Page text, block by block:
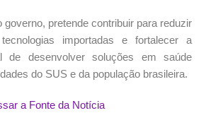
governo, pretende contribuir para reduzir
importadas e fortalecer a
de desenvolver soluções em saúde
do SUS e da população brasileira.
a Fonte da Notícia